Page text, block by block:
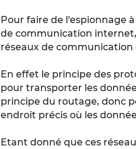
Pour faire de l'espionnage
de communication internet,
réseaux de
En effet le principe des
pour transporter les
principe du routage, donc
endroit précis où les
Etant donné que ces